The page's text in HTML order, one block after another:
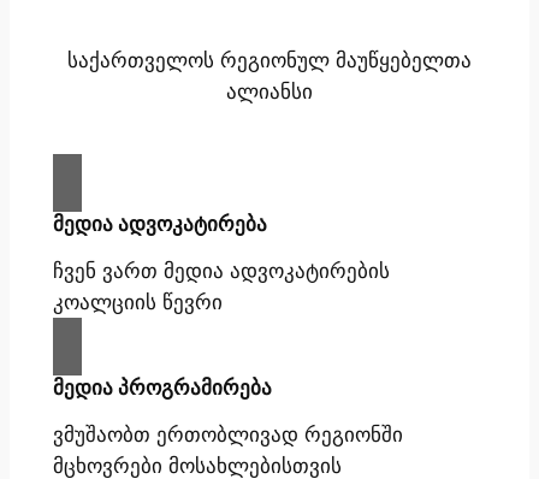
საქართველოს რეგიონულ მაუწყებელთა
ალიანსი
მედია ადვოკატირება
ჩვენ ვართ მედია ადვოკატირების
კოალციის წევრი
მედია პროგრამირება
ვმუშაობთ ერთობლივად რეგიონში
მცხოვრები მოსახლებისთვის